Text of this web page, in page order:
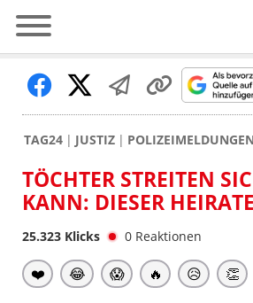
TAG24 JUSTIZ POLIZEIMELDUNGEN
TÖCHTER STREITEN
KANN: DIESER
25.323 Klicks 0 Reaktionen
❤️ 😂 😱 🔥 😥 👏